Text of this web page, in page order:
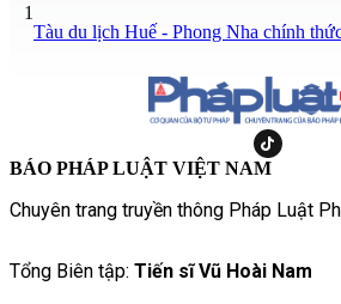
1
Tàu du lịch Huế - Phong Nha chính
BÁO PHÁP LUẬT VIỆT NAM
Chuyên trang truyền thông Pháp Luật
Tổng Biên tập: Tiến sĩ Vũ Hoài Nam